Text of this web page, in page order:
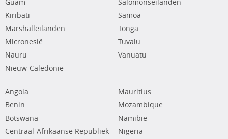
Guam
Kiribati
Marshalleilanden
Micronesië
Nauru
Nieuw-Caledonië
Salomonseilanden
Samoa
Tonga
Tuvalu
Vanuatu
Angola
Benin
Botswana
Centraal-Afrikaanse Republiek
Mauritius
Mozambique
Namibië
Nigeria